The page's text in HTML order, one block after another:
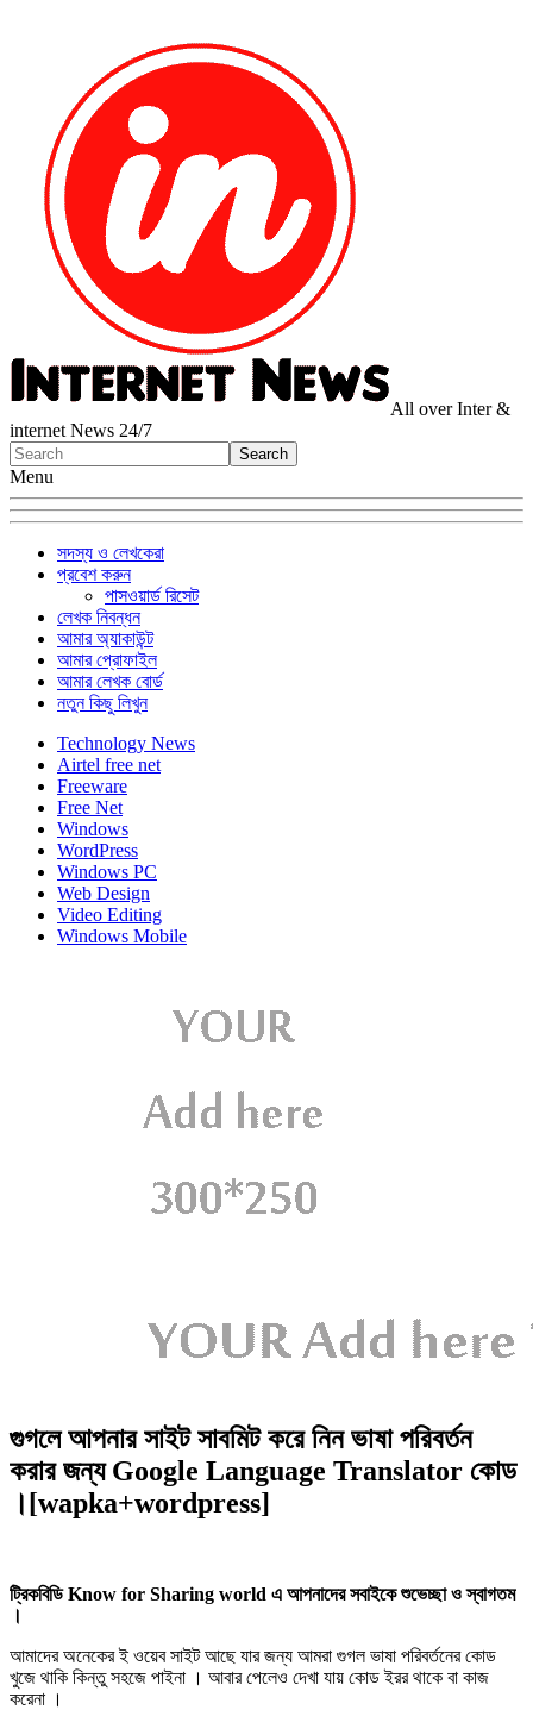
All over Inter &
internet News 24/7
Menu
সদস্য ও লেখকেরা
প্রবেশ করুন
পাসওয়ার্ড রিসেট
লেখক নিবন্ধন
আমার অ্যাকাউন্ট
আমার প্রোফাইল
আমার লেখক বোর্ড
নতুন কিছু লিখুন
Technology News
Airtel free net
Freeware
Free Net
Windows
WordPress
Windows PC
Web Design
Video Editing
Windows Mobile
গুগলে আপনার সাইট সাবমিট করে নিন ভাষা পরিবর্তন
করার জন্য Google Language Translator কোড
।[wapka+wordpress]
ট্রিকবিডি Know for Sharing world এ আপনাদের সবাইকে শুভেচ্ছা ও স্বাগতম
।
আমাদের অনেকের ই ওয়েব সাইট আছে যার জন্য আমরা গুগল ভাষা পরিবর্তনের কোড
খুজে থাকি কিন্তু সহজে পাইনা । আবার পেলেও দেখা যায় কোড ইরর থাকে বা কাজ
করেনা ।